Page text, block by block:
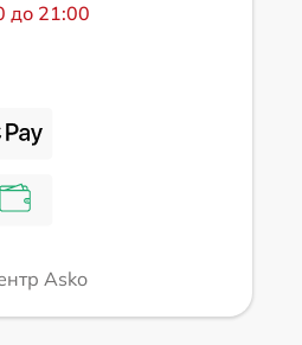
до 21:00
Asko